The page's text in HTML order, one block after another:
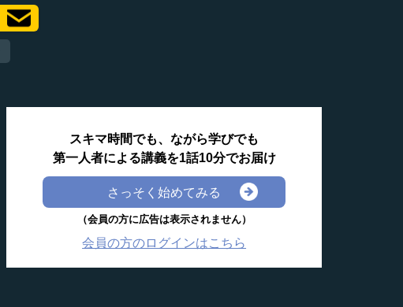
スキマ時間でも、ながら学びでも
第一人者による講義を1話10分でお届け
さっそく始めてみる
（会員の方に広告は表示されません）
会員の方のログインはこちら